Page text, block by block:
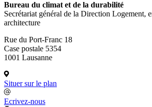
Bureau du climat et de la durabilité
Secrétariat général de la Direction Logement,
architecture
Rue du Port-Franc 18
Case postale 5354
1001 Lausanne
Situer sur le plan
Ecrivez-nous